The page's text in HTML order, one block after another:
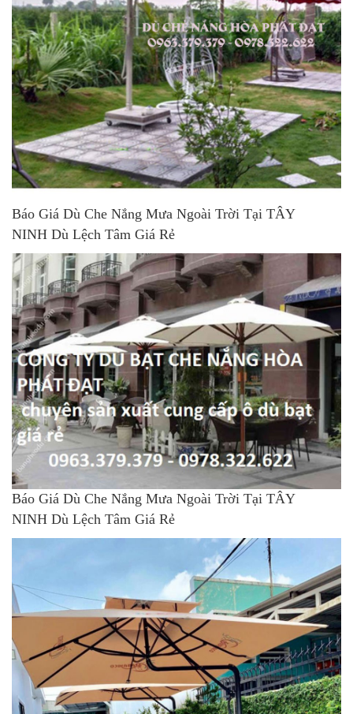
Báo Giá Dù Che Nắng Mưa Ngoài Trời Tại TÂY
NINH Dù Lệch Tâm Giá Rẻ
Báo Giá Dù Che Nắng Mưa Ngoài Trời Tại TÂY
NINH Dù Lệch Tâm Giá Rẻ